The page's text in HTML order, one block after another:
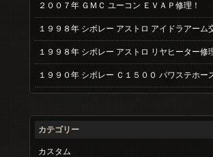
２００７年 ＧＭＣ ユーコン ＥＶＡＰ修理！
１９９８年 シボレー アストロ アイドラアーム
１９９８年 シボレー アストロ リヤヒーター修
１９９０年 シボレー Ｃ１５００ パワステホー
カテゴリー
カスタム